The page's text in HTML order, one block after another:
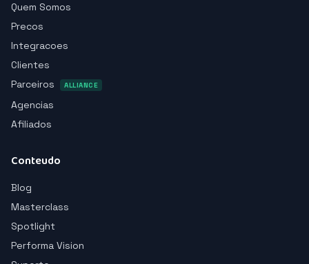
Quem Somos
Precos
Integracoes
Clientes
Parceiros
ALLIANCE
Agencias
Afiliados
Conteudo
Blog
Masterclass
Spotlight
Performa Vision